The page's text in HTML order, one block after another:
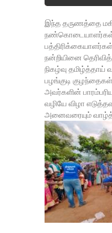
இந்த தருணத்தை
நண்கொடையாளர்கள்,
நன்றியினை
நிகழ்வு தமிழ்த்தாய்
பழங்குடி
அவர்களின்
வழியே விழா
அனைவரையும்